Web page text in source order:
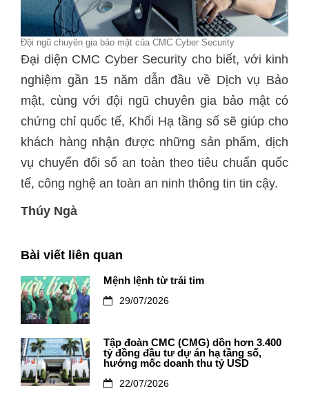
Đội ngũ chuyên gia bảo mật của CMC Cyber Security
Đại diện CMC Cyber Security cho biết, với kinh
nghiệm gần 15 năm dẫn đầu về Dịch vụ Bảo
mật, cùng với đội ngũ chuyên gia bảo mật có
chứng chỉ quốc tế, Khối Hạ tầng số sẽ giúp cho
khách hàng nhận được những sản phẩm, dịch
vụ chuyển đổi số an toàn theo tiêu chuẩn quốc
tế, công nghệ an toàn an ninh thông tin tin cậy.
Thúy Ngà
Bài viết liên quan
Mệnh lệnh từ trái tim
29/07/2026
Tập đoàn CMC (CMG) dồn hơn 3.400
tỷ đồng đầu tư dự án hạ tầng số,
hướng mốc doanh thu tỷ USD
22/07/2026